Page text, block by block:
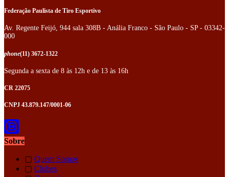
Federação Paulista de Tiro Esportivo
Av. Regente Feijó, 944 sala 308B - Anália Franco - São Paulo - SP - 03342-
000
phone(11) 3672-1322
Segunda a sexta de 8 às 12h e de 13 às 16h
CR 22075
CNPJ 43.879.147/0001-06
Sobre
▢ Quem Somos
▢ Clubes